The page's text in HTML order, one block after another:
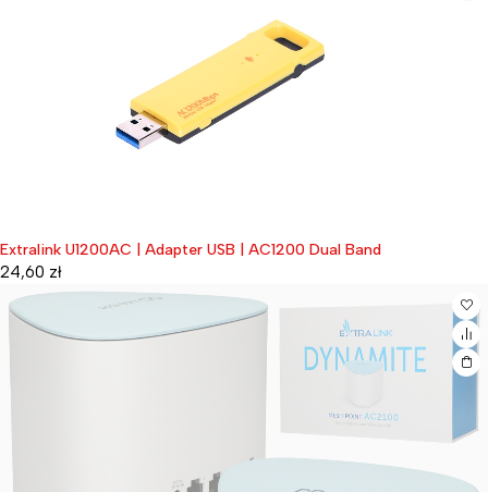
Extralink U1200AC | Adapter USB | AC1200 Dual Band
24,60 zł